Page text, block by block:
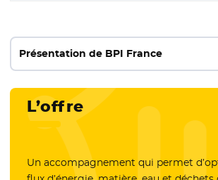
Présentation de BPI France
L’offre
Un accompagnement qui permet